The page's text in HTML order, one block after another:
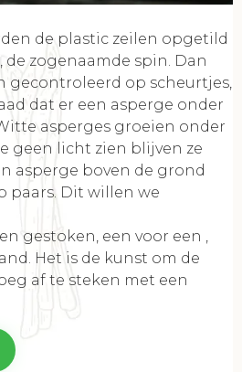
de plastic zeilen opgetild
de zogenaamde spin. Dan
gecontroleerd op scheurtjes,
dat er een asperge onder
asperges groeien onder
geen licht zien blijven ze
asperge boven de grond
paars. Dit willen we
gestoken, een voor een ,
Het is de kunst om de
af te steken met een